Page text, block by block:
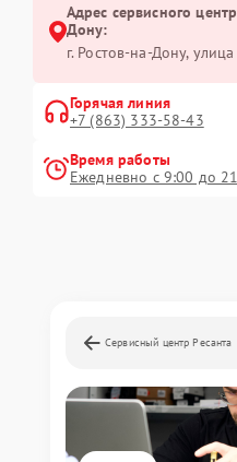
Адрес сервисного
Дону:
г. Ростов-на-Дону,
Горячая линия
+7 (863) 333-58-43
Время работы
Ежедневно с 9:00 до
Сервисный центр Ресанта